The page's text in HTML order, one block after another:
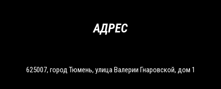
АДРЕС
625007, город Тюмень, улица Валерии Гнаровской, дом 1